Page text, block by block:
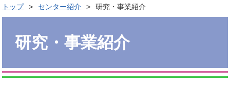
トップ センター紹介 研究・事業紹介
研究・事業紹介